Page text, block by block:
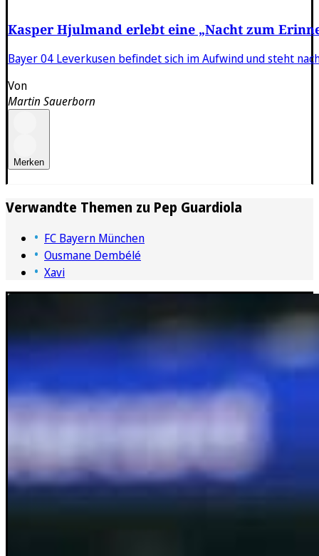
Kasper Hjulmand erlebt eine „Nacht zum
Bayer 04 Leverkusen befindet sich im Aufwind und steht
Von
Martin Sauerborn
Merken
Verwandte Themen zu Pep Guardiola
FC Bayern München
Ousmane Dembélé
Xavi